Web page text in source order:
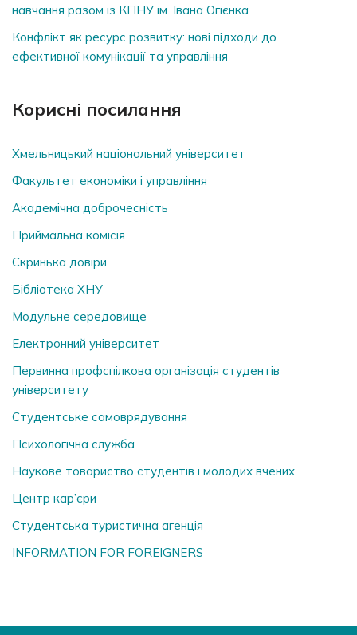
навчання разом із КПНУ ім. Івана Огієнка
Конфлікт як ресурс розвитку: нові підходи до
ефективної комунікації та управління
Корисні посилання
Хмельницький національний університет
Факультет економіки і управління
Академічна доброчесність
Приймальна комісія
Скринька довiри
Бібліотека ХНУ
Модульне середовище
Електронний університет
Первинна профспілкова організація студентів
університету
Студентське самоврядування
Психологічна служба
Наукове товариство студентів і молодих вчених
Центр кар’єри
Студентська туристична агенція
INFORMATION FOR FOREIGNERS